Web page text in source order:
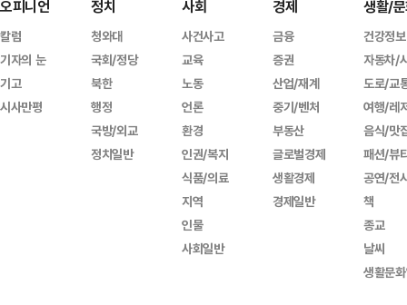
오피니언
칼럼
기자의 눈
기고
시사만평
정치
청와대
국회/정당
북한
행정
국방/외교
정치일반
사회
사건사고
교육
노동
언론
환경
인권/복지
식품/의료
지역
인물
사회일반
경제
금융
증권
산업/재계
중기/벤처
부동산
글로벌경제
생활경제
경제일반
생활/
건강정보
자동차/
도로/교
여행/레
음식/맛
패션/뷰
공연/전
책
종교
날씨
생활문